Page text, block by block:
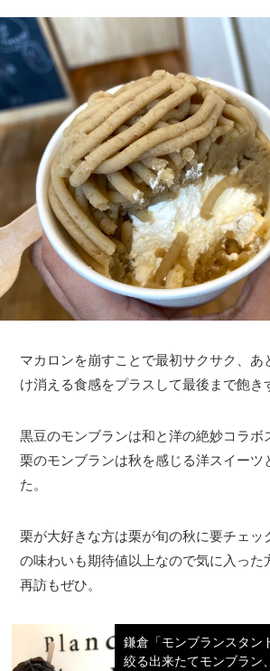
マカロンを崩すことで最初サクサク、あ
け消える食感をプラスして最後まで飽き
黒豆のモンブランは和と洋の絶妙コラボ
栗のモンブランは秋を感じる洋スイーツ
た。
栗が大好きな方は栗が旬の秋に要チェッ
の味わいも期待値以上なので気に入った
再訪もぜひ。
鎌倉「モンブランスタン
絞る出来たてモンブラン